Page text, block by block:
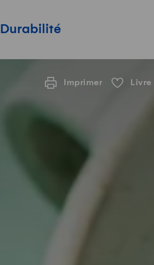
Durabilité
Imprimer Livre